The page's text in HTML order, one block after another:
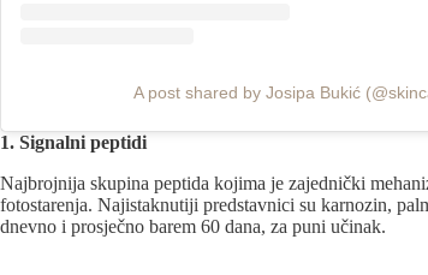
A post shared by Josipa Bukić
1. Signalni peptidi
Najbrojnija skupina peptida kojima je zajednički
fotostarenja. Najistaknutiji predstavnici su karnozin,
dnevno i prosječno barem 60 dana, za puni učinak.